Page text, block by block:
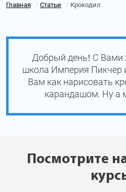
Главная / Статьи / Крокодил
Добрый день! С Вами
школа Империя Пикчер
Вам как нарисовать
карандашом. Ну а
Посмотрите